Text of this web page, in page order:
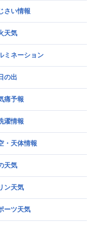
さい情報
天気
ミネーション
の出
痛予報
濯情報
・天体情報
天気
ン天気
ーツ天気